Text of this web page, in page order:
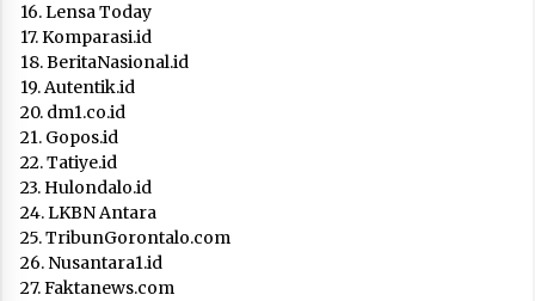
16. Lensa Today
17. Komparasi.id
18. BeritaNasional.id
19. Autentik.id
20. dm1.co.id
21. Gopos.id
22. Tatiye.id
23. Hulondalo.id
24. LKBN Antara
25. TribunGorontalo.com
26. Nusantara1.id
27. Faktanews.com